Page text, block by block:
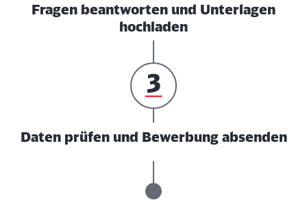
Fragen beantworten und Unterlagen
hochladen
Daten prüfen und Bewerbung absenden